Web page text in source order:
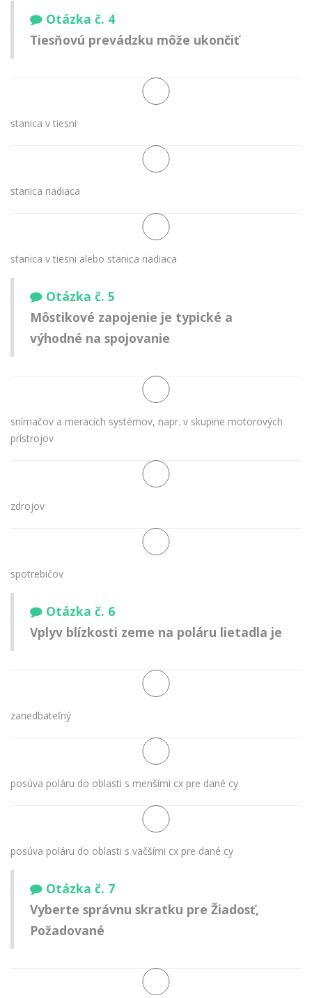
Otázka č. 4
Tiesňovú prevádzku môže ukončiť
stanica v tiesni
stanica riadiaca
stanica v tiesni alebo stanica riadiaca
Otázka č. 5
Môstikové zapojenie je typické a
výhodné na spojovanie
snímačov a meracích systémov, napr. v skupine motorových
prístrojov
zdrojov
spotrebičov
Otázka č. 6
Vplyv blízkosti zeme na poláru lietadla je
zanedbateľný
posúva poláru do oblasti s menšími cx pre dané cy
posúva poláru do oblasti s väčšími cx pre dané cy
Otázka č. 7
Vyberte správnu skratku pre Žiadosť,
Požadované